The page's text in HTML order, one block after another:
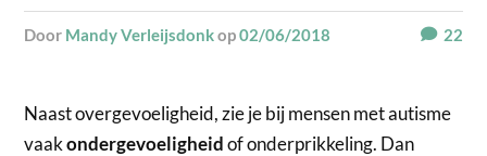
door Mandy Verleijsdonkop02/06/2018 22
Naast overgevoeligheid, zie je bij mensen met autisme
vaakondergevoeligheidof onderprikkeling. Dan